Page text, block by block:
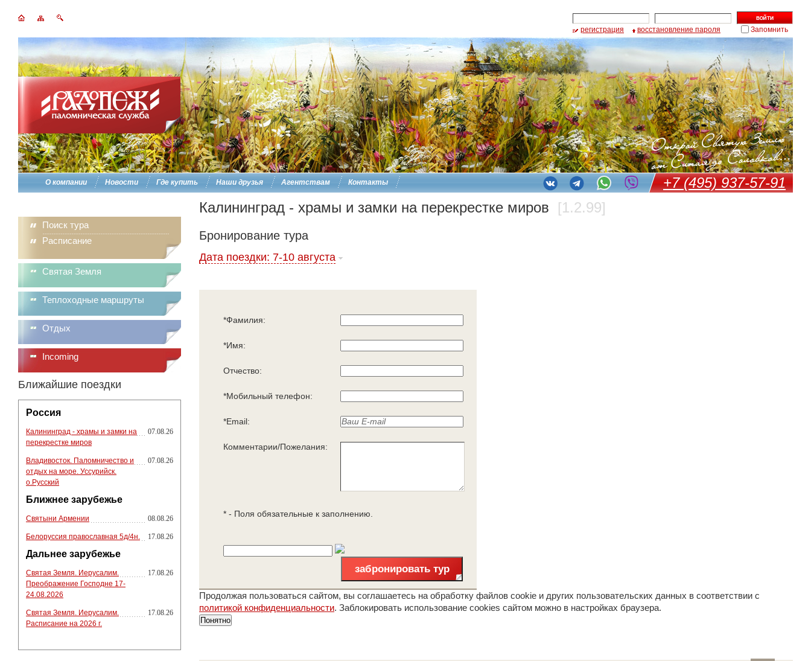
регистрация восстановление пароля Запомнить
О компании Новости Где купить Наши друзья Агентствам Контакты +7 (495) 937-57-91
Поиск тура
Расписание
Святая Земля
Теплоходные маршруты
Отдых
Incoming
Ближайшие поездки
Россия
Калининград - храмы и замки на
перекрестке миров
07.08.26
Владивосток. Паломничество и
отдых на море. Уссурийск.
о.Русский
07.08.26
Ближнее зарубежье
Святыни Армении 08.08.26
Белоруссия православная 5д/4н. 17.08.26
Дальнее зарубежье
Святая Земля. Иерусалим.
Преображение Господне 17-
24.08.2026
17.08.26
Святая Земля. Иерусалим.
Расписание на 2026 г.
17.08.26
Калининград - храмы и замки на перекрестке миров [1.2.99]
Бронирование тура
Дата поездки: 7-10 августа
*Фамилия:
*Имя:
Отчество:
*Мобильный телефон:
*Email:
Комментарии/Пожелания:
* - Поля обязательные к заполнению.
забронировать тур
Продолжая пользоваться сайтом, вы соглашаетесь на обработку файлов cookie и других пользовательских данных в соответствии с
политикой конфиденциальности. Заблокировать использование cookies сайтом можно в настройках браузера.
Понятно